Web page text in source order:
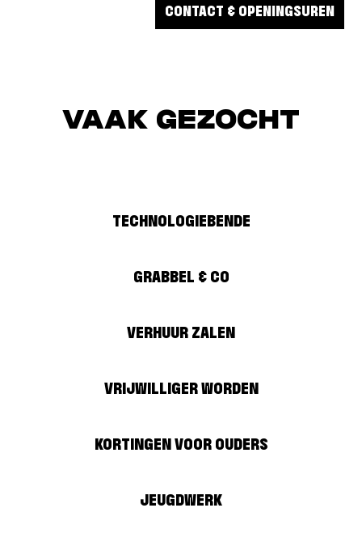
CONTACT & OPENINGSUREN
VAAK GEZOCHT
TECHNOLOGIEBENDE
GRABBEL & CO
VERHUUR ZALEN
VRIJWILLIGER WORDEN
KORTINGEN VOOR OUDERS
JEUGDWERK